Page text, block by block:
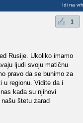
Idi na vrh
1
Rusije. Ukoliko imamo
ljudi svoju matičnu
pravo da se bunimo za
u regionu. Vidite da i
kada su njihovi
štetu zarad